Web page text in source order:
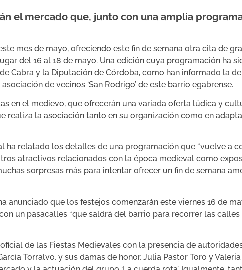
el mercado que, junto con una amplia
mes de mayo, ofreciendo este fin de semana otra cita de
del 16 al 18 de mayo. Una edición cuya programación ha
Cabra y la Diputación de Córdoba, como han informado la
de vecinos ‘San Rodrigo’ de este barrio egabrense.
en el medievo, que ofrecerán una variada oferta lúdica y
realiza la asociación tanto en su organización como en
ha relatado los detalles de una programación que “vuelve a
atractivos relacionados con la época medieval como
sorpresas más para intentar ofrecer un fin de semana
anunciado que los festejos comenzarán este viernes 16 de
un pasacalles “que saldrá del barrio para recorrer las
de las Fiestas Medievales con la presencia de
Torralvo, y sus damas de honor, Julia Pastor Toro y